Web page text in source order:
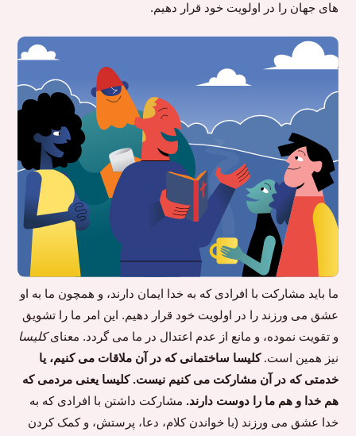
های جهان را در اولویت خود قرار دهیم.
ما باید مشارکت با افرادی که به خدا ایمان دارند، و همچون ما به او
عشق می ورزند را در اولویت خود قرار دهیم. این امر ما را تشویق
و تقویت نموده، و مانع از عدم اعتدال در ما می گردد. معنایکلیسا
نیز همین است.کلیسا ساختمانی که در آن ملاقات می کنیم، یا
خدمتی که در آن مشارکت می کنیم نیست. کلیسا یعنی مردمی که
هم خدا و هم ما را دوست دارند. مشارکت داشتن با افرادی که به
خدا عشق می ورزند (با خواندن کلام، دعا، پرستش، و کمک کردن